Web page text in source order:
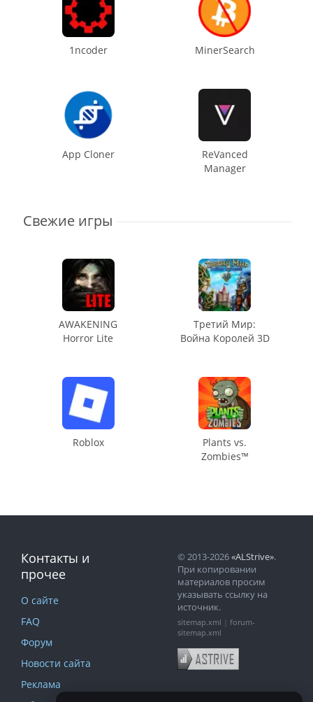
1ncoder MinerSearch
App Cloner
ReVanced
Manager
Свежие игры
AWAKENING
Horror Lite
Третий Мир:
Война Королей 3D
Roblox
Plants vs.
Zombies™
Контакты и
прочее
О сайте
FAQ
Форум
Новости сайта
Реклама
© 2013-2026«ALStrive».
При копировании
материалов просим
указывать ссылку на
источник.
sitemap.xml
forum-
sitemap.xml